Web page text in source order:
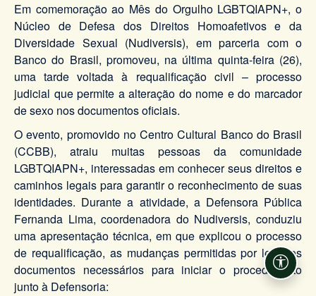
Em comemoração ao Mês do Orgulho LGBTQIAPN+, o
Núcleo de Defesa dos Direitos Homoafetivos e da
Diversidade Sexual (Nudiversis), em parceria com o
Banco do Brasil, promoveu, na última quinta-feira (26),
uma tarde voltada à requalificação civil – processo
judicial que permite a alteração do nome e do marcador
de sexo nos documentos oficiais.
O evento, promovido no Centro Cultural Banco do Brasil
(CCBB), atraiu muitas pessoas da comunidade
LGBTQIAPN+, interessadas em conhecer seus direitos e
caminhos legais para garantir o reconhecimento de suas
identidades. Durante a atividade, a Defensora Pública
Fernanda Lima, coordenadora do Nudiversis, conduziu
uma apresentação técnica, em que explicou o processo
de requalificação, as mudanças permitidas por lei e os
documentos necessários para iniciar o procedimento
junto à Defensoria: